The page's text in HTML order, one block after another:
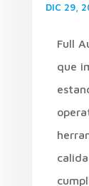
DIC 29,
Full
que